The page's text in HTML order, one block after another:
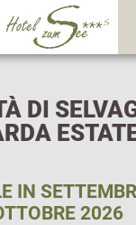
DI
IN
2026